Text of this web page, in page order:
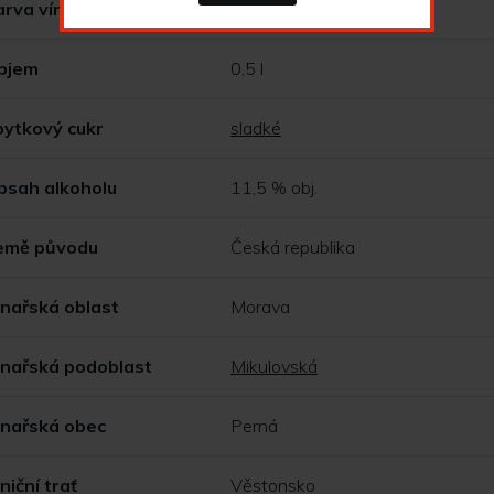
vína červené
0,5 l
cukr sladké
alkoholu 11,5 % obj.
původu Česká republika
oblast Morava
podoblast Mikulovská
obec Perná
trať Věstonsko